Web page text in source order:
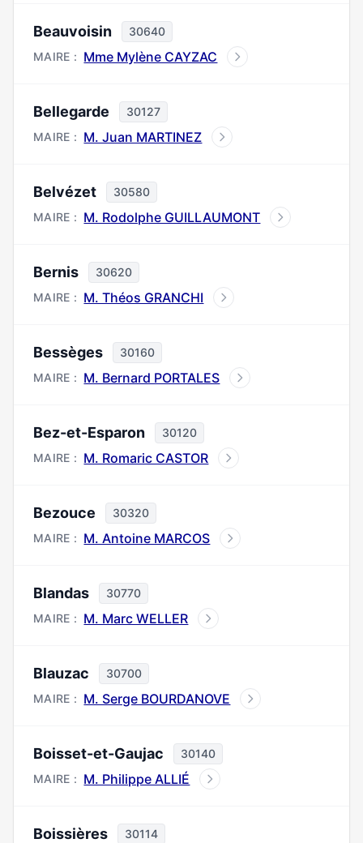
Beauvoisin
30640
MAIRE : Mme Mylène CAYZAC
Bellegarde
30127
MAIRE : M. Juan MARTINEZ
Belvézet
30580
MAIRE : M. Rodolphe GUILLAUMONT
Bernis
30620
MAIRE : M. Théos GRANCHI
Bessèges
30160
MAIRE : M. Bernard PORTALES
Bez-et-Esparon
30120
MAIRE : M. Romaric CASTOR
Bezouce
30320
MAIRE : M. Antoine MARCOS
Blandas
30770
MAIRE : M. Marc WELLER
Blauzac
30700
MAIRE : M. Serge BOURDANOVE
Boisset-et-Gaujac
30140
MAIRE : M. Philippe ALLIÉ
Boissières
30114